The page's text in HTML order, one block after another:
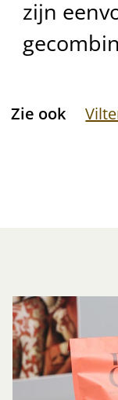
zijn
Zie ook